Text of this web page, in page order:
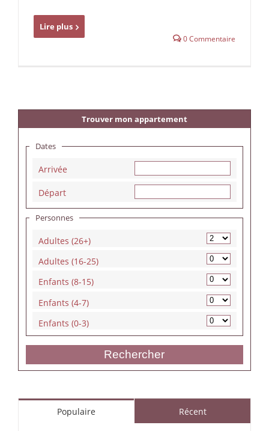
Lire plus
0 Commentaire
Trouver mon appartement
Dates
Arrivée
Départ
Personnes
Adultes (26+)
Adultes (16-25)
Enfants (8-15)
Enfants (4-7)
Enfants (0-3)
Rechercher
Populaire Récent